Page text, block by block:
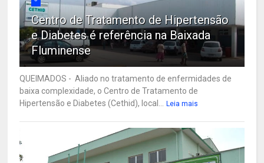
Centro de Tratamento de Hipertensão
e Diabetes é referência na Baixada
Fluminense
QUEIMADOS - Aliado no tratamento de enfermidades de
baixa complexidade, o Centro de Tratamento de
Hipertensão e Diabetes (Cethid), local...
Leia mais